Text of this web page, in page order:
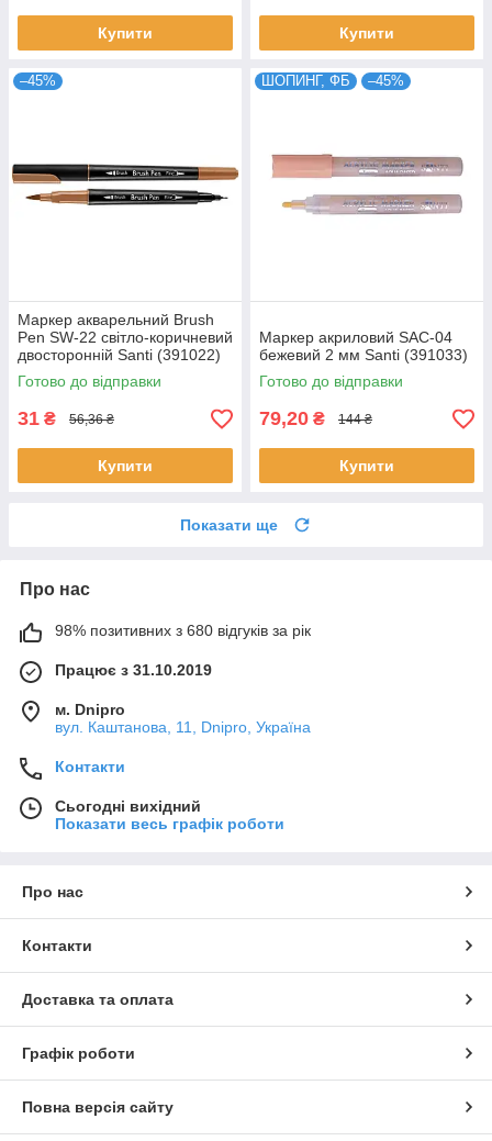
Купити Купити
–45%
Маркер акварельний Brush
Pen SW-22 світло-коричневий
двосторонній Santi (391022)
Готово до відправки
31 ₴ 56,36 ₴
Купити
ШОПИНГ, ФБ –45%
Маркер акриловий SAC-04
бежевий 2 мм Santi (391033)
Готово до відправки
79,20 ₴ 144 ₴
Купити
Показати ще
Про нас
98% позитивних з 680 відгуків за рік
Працює з 31.10.2019
м. Dnipro
вул. Каштанова, 11, Dnipro, Україна
Контакти
Сьогодні вихідний
Показати весь графік роботи
Про нас
Контакти
Доставка та оплата
Графік роботи
Повна версія сайту